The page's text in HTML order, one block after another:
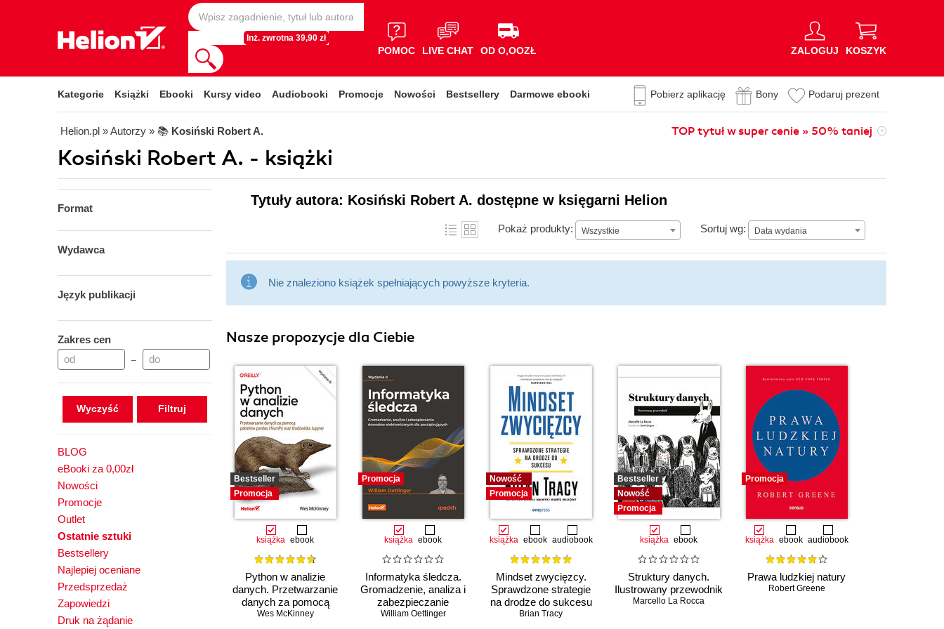
Inż. zwrotna 39,90 zł
POMOC LIVE CHAT OD O,OOZŁ ZALOGUJ KOSZYK
Kategorie Książki Ebooki Kursy video Audiobooki Promocje Nowości Bestsellery Darmowe ebooki Pobierz aplikację Bony Podaruj prezent
Helion.pl » Autorzy » 📚 Kosiński Robert A. TOP tytuł w super cenie » 50% taniej
Kosiński Robert A. - książki
Format
Wydawca
Język publikacji
Zakres cen
–
Wyczyść
BLOG
eBooki za 0,00zł
Nowości
Promocje
Outlet
Ostatnie sztuki
Bestsellery
Najlepiej oceniane
Przedsprzedaż
Zapowiedzi
Druk na żądanie
Tytuły autora: Kosiński Robert A. dostępne w księgarni Helion
Pokaż produkty: Wszystkie Sortuj wg: Data wydania
Data wydania
Nie znaleziono książek spełniających powyższe kryteria.
Nasze propozycje dla Ciebie
Bestseller
Promocja
książka ebook
Python w analizie
danych. Przetwarzanie
danych za pomocą
pakietów pandas i
Wes McKinney
Promocja
książka ebook
Informatyka śledcza.
Gromadzenie, analiza i
zabezpieczanie
dowodów
William Oettinger
Nowość
Promocja
książka ebook audiobook
Mindset zwycięzcy.
Sprawdzone strategie
na drodze do sukcesu
Brian Tracy
Bestseller
Nowość
Promocja
książka ebook
Struktury danych.
Ilustrowany przewodnik
Marcello La Rocca
Promocja
książka ebook audiobook
Prawa ludzkiej natury
Robert Greene